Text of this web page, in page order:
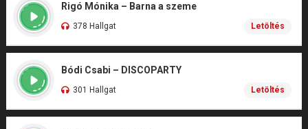
Rigó Mónika – Barna a szeme
378 Hallgat Letöltés
Bódi Csabi – DISCOPARTY
301 Hallgat Letöltés